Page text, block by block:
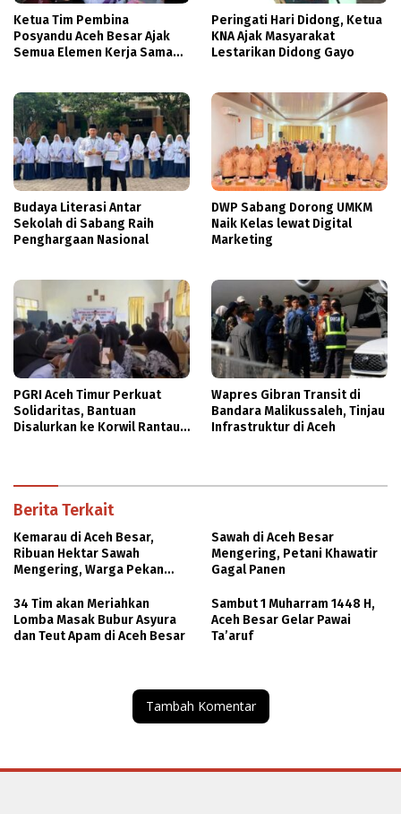
Ketua Tim Pembina
Posyandu Aceh Besar Ajak
Semua Elemen Kerja Sama
Peringati Hari Didong, Ketua
KNA Ajak Masyarakat
Lestarikan Didong Gayo
Budaya Literasi Antar
Sekolah di Sabang Raih
Penghargaan Nasional
DWP Sabang Dorong UMKM
Naik Kelas lewat Digital
Marketing
PGRI Aceh Timur Perkuat
Solidaritas, Bantuan
Disalurkan ke Korwil Rantau
Wapres Gibran Transit di
Bandara Malikussaleh, Tinjau
Infrastruktur di Aceh
Berita Terkait
Kemarau di Aceh Besar,
Ribuan Hektar Sawah
Mengering, Warga Pekan
Sawah di Aceh Besar
Mengering, Petani Khawatir
Gagal Panen
34 Tim akan Meriahkan
Lomba Masak Bubur Asyura
dan Teut Apam di Aceh Besar
Sambut 1 Muharram 1448 H,
Aceh Besar Gelar Pawai
Ta’aruf
Tambah Komentar